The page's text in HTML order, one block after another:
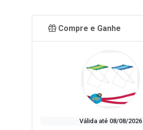
Compre e Ganhe
Válida até 08/08/2026